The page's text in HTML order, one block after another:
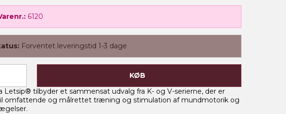
6120
Forventet leveringstid 1-3 dage
KØB
Letsip® tilbyder et sammensat udvalg fra K- og V-serierne, der er
omfattende og målrettet træning og stimulation af mundmotorik og